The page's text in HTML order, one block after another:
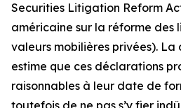
Securities Litigation Reform
américaine sur la réforme des
valeurs mobilières privées).
estime que ces déclarations
raisonnables à leur date de
toutefois de ne pas s’y fier